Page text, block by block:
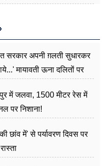
सरकार अपनी ग़लती सुधारकर
मायावती ऊना दलितों पर
में जलवा, 1500 मीटर रेस में
पर निशाना!
छांव में' से पर्यावरण दिवस पर